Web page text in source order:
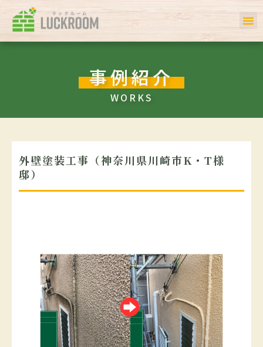
事例紹介
WORKS
外壁塗装工事（神奈川県川崎市K・T様
邸）